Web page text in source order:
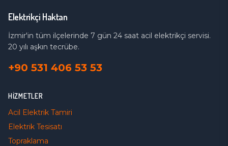
Elektrikçi Haktan
İzmir'in tüm ilçelerinde 7 gün 24 saat acil elektrikçi servisi.
20 yılı aşkın tecrübe.
+90 531 406 53 53
HIZMETLER
Acil Elektrik Tamiri
Elektrik Tesisatı
Topraklama